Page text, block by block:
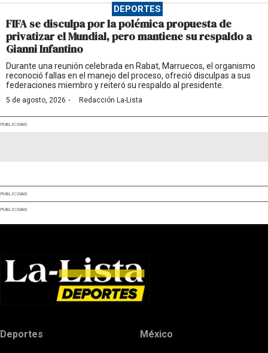
DEPORTES
FIFA se disculpa por la polémica propuesta de
privatizar el Mundial, pero mantiene su respaldo a
Gianni Infantino
Durante una reunión celebrada en Rabat, Marruecos, el organismo
reconoció fallas en el manejo del proceso, ofreció disculpas a sus
federaciones miembro y reiteró su respaldo al presidente.
5 de agosto, 2026 · Redacción La-Lista
PUBLICIDAD
PUBLICIDAD
PUBLICIDAD
Deportes México